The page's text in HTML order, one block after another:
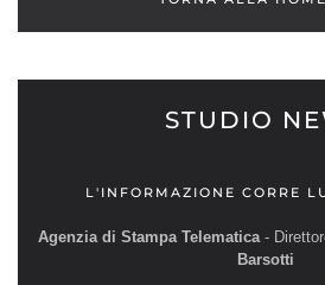
STUDIO
L'INFORMAZIONE CORRE
Agenzia di Stampa Telematica-
Barsotti